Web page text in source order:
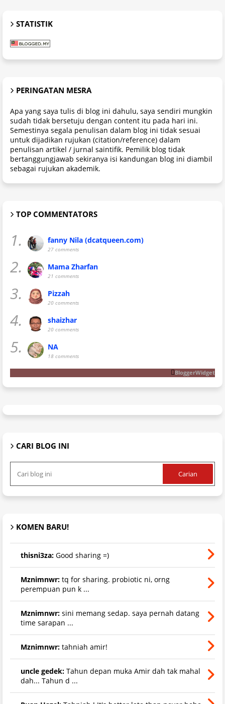
STATISTIK
PERINGATAN MESRA
Apa yang saya tulis di blog ini dahulu, saya sendiri mungkin
sudah tidak bersetuju dengan content itu pada hari ini.
Semestinya segala penulisan dalam blog ini tidak sesuai
untuk dijadikan rujukan (citation/reference) dalam
penulisan artikel / jurnal saintifik. Pemilik blog tidak
bertanggungjawab sekiranya isi kandungan blog ini diambil
sebagai rujukan akademik.
TOP COMMENTATORS
1. fanny Nila (dcatqueen.com)
27 comments
2. Mama Zharfan
21 comments
3. Pizzah
20 comments
4. shaizhar
20 comments
5. NA
18 comments
BloggerWidget
CARI BLOG INI
KOMEN BARU!
thisni3za: Good sharing =)
Mznimnwr: tq for sharing. probiotic ni, orng
perempuan pun k ...
Mznimnwr: sini memang sedap. saya pernah datang
time sarapan ...
Mznimnwr: tahniah amir!
uncle gedek: Tahun depan muka Amir dah tak mahal
dah... Tahun d ...